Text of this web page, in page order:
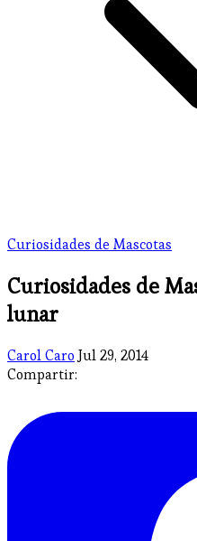
Curiosidades de Mascotas
Curiosidades de
lunar
Carol Caro Jul 29, 2014
Compartir: